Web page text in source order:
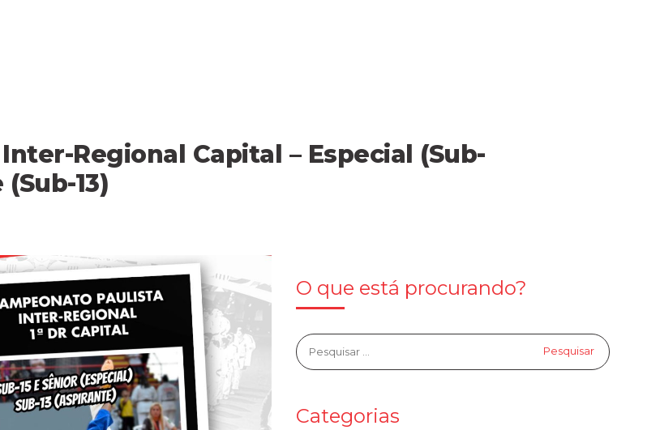
Regional Capital – Especial (Sub-
13)
O que está procurando?
Categorias